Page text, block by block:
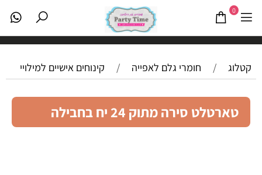
0
קטלוג / חומרי גלם לאפייה / קינוחים אישיים למילויי
טארטלט סירה מתוק 24 יח בחבילה